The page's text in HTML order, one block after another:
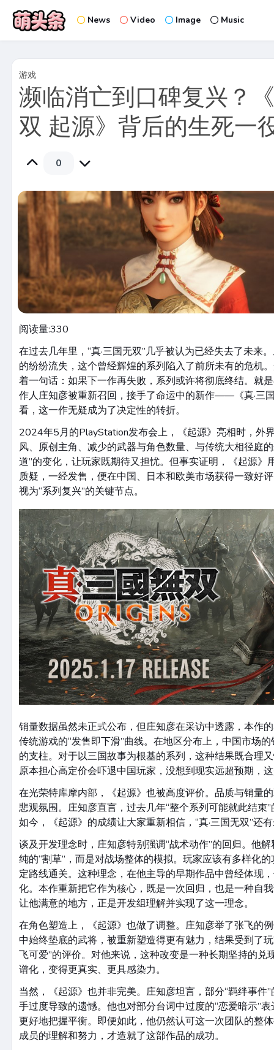
News Video Image Music
游戏
濒临消亡到口碑复兴？
双 起源》背后的生死一
0
阅读量:330
在过去几年里，“真·三国无双”几乎被认为已经失去了未来
的纷纷流失，这个曾经辉煌的系列陷入了前所未有的危机
着一句话：如果下一作再失败，系列或许将彻底终结。就
作人庄知彦被重新召回，接手了命运中的新作——《真·三
看，这一作无疑成为了决定性的转折。
2024年5月的PlayStation发布会上，《起源》亮相时，外
风、原创主角、减少的武器与角色数量、与传统大相径庭
道”的变化，让玩家既期待又担忧。但事实证明，《起源》
质疑，一经发售，便在中国、日本和欧美市场获得一致好
视为“系列复兴”的关键节点。
销量数据虽然未正式公布，但庄知彦在采访中透露，本作
传统游戏的“发售即下滑”曲线。在地区分布上，中国市场
的支柱。对于以三国故事为根基的系列，这种结果既合理
原本担心高定价会吓退中国玩家，没想到现实远超预期，
在光荣特库摩内部，《起源》也被高度评价。品质与销量
悲观氛围。庄知彦直言，过去几年“整个系列可能就此结束
如今，《起源》的成绩让大家重新相信，“真·三国无双”还
谈及开发理念时，庄知彦特别强调“战术动作”的回归。他
纯的“割草”，而是对战场整体的模拟。玩家应该有多样化
定路线通关。这种理念，在他主导的早期作品中曾经体现
化。本作重新把它作为核心，既是一次回归，也是一种自
让他满意的地方，正是开发组理解并实现了这一理念。
在角色塑造上，《起源》也做了调整。庄知彦举了张飞的
中始终垫底的武将，被重新塑造得更有魅力，结果受到了
飞可爱”的评价。对他来说，这种改变是一种长期坚持的兑
谱化，变得更真实、更具感染力。
当然，《起源》也并非完美。庄知彦坦言，部分“羁绊事件
手过度导致的遗憾。他也对部分台词中过度的“恋爱暗示”
更好地把握平衡。即便如此，他仍然认可这一次团队的整
成员的理解和努力，才造就了这部作品的成功。